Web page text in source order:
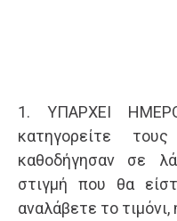
1. ΥΠΑΡΧΕΙ
κατηγορείτε
καθοδήγησαν σε
στιγμή που θα
αναλάβετε το τιμόνι,